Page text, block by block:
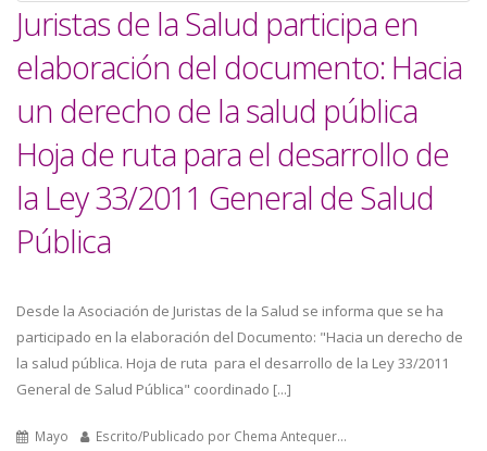
Juristas de la Salud participa en
elaboración del documento: Hacia
un derecho de la salud pública
Hoja de ruta para el desarrollo de
la Ley 33/2011 General de Salud
Pública
Desde la Asociación de Juristas de la Salud se informa que se ha
participado en la elaboración del Documento: "Hacia un derecho de
la salud pública. Hoja de ruta para el desarrollo de la Ley 33/2011
General de Salud Pública" coordinado [...]
Mayo Escrito/Publicado por Chema Antequer…